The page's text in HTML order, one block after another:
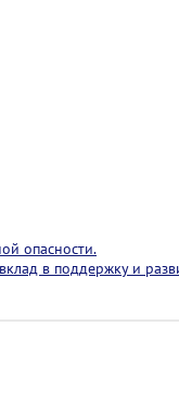
опасности.
в поддержку и